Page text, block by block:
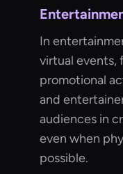
In
virtual events,
promotional
and
audiences in
even when
possible.